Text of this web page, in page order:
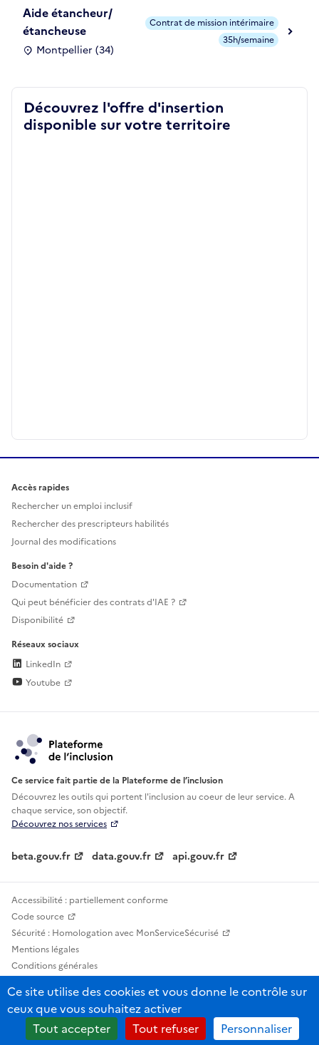
Aide étancheur/
étancheuse
Montpellier (34)
Contrat de mission intérimaire
35h/semaine
Découvrez l'offre d'insertion
disponible sur votre territoire
Accès rapides
Rechercher un emploi inclusif
Rechercher des prescripteurs habilités
Journal des modifications
Besoin d'aide ?
Documentation
Qui peut bénéficier des contrats d'IAE ?
Disponibilité
Réseaux sociaux
LinkedIn
Youtube
Ce service fait partie de la Plateforme de l’inclusion
Découvrez les outils qui portent l'inclusion aucoeur de leur service. A
chaque service, son objectif.
Découvrez nos services
beta.gouv.fr data.gouv.fr api.gouv.fr
Accessibilité : partiellement conforme
Code source
Sécurité : Homologation avec MonServiceSécurisé
Mentions légales
Conditions générales
Statistiques, lexiques et indicateurs
Sauf mention contraire, tous les contenus de ce site sont sous licence
etalab-2.0
Ce site utilise des cookies et vous donne le contrôle sur
ceux que vous souhaitez activer
Tout accepter
Tout refuser Personnaliser